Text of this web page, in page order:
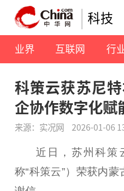
科技
业界 互联网 行
科策云获苏尼
企协作数字化赋
来源：实况网 2026-01-06
近日，苏州科策
称“科策云”）荣获内